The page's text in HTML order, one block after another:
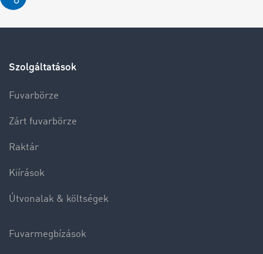
Szolgáltatások
Fuvarbörze
Zárt fuvarbörze
Raktár
Kiírások
Útvonalak & költségek
Fuvarmegbízások